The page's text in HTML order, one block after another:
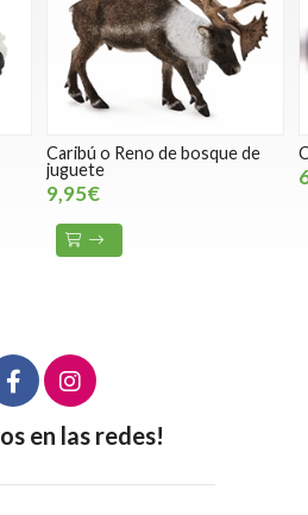
Caribú o Reno de bosque de
juguete
9,95€
en las redes!